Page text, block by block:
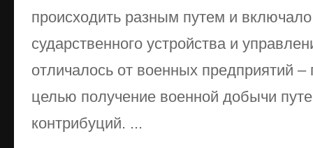
происходить разным путем и
сударственного устройства и
отличалось от военных пред­приятий
целью получение военной добычи
контрибуций. ...